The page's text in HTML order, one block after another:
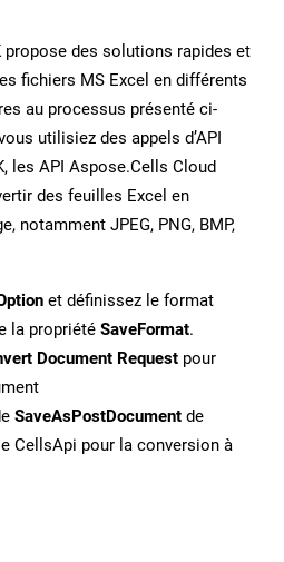
propose des solutions rapides et
fichiers MS Excel en différents
au processus présenté ci-
utilisiez des appels d’API
les API Aspose.Cells Cloud
des feuilles Excel en
notamment JPEG, PNG, BMP,
et définissez le format
la propriété SaveFormat.
Document Request pour
SaveAsPostDocument de
CellsApi pour la conversion à